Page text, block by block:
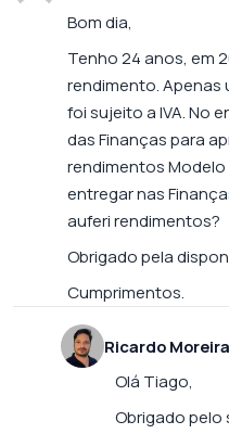
Bom dia,
Tenho 24 anos, em
rendimento. Apenas
foi sujeito a IVA. No
das Finanças para
rendimentos
entregar nas
auferi rendimentos?
Obrigado pela
Cumprimentos.
Ricardo
Olá Tiago,
Obrigado pelo